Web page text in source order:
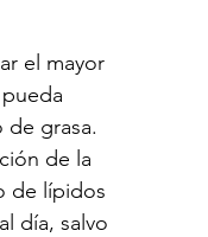
el mayor
grasa.
de la
de lípidos
día, salvo